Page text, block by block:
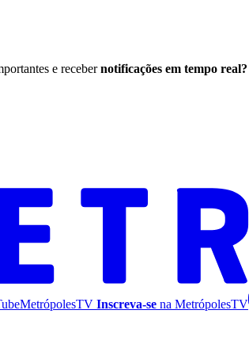
e receber notificações em tempo real?
MetrópolesTV Inscreva-se na MetrópolesTV